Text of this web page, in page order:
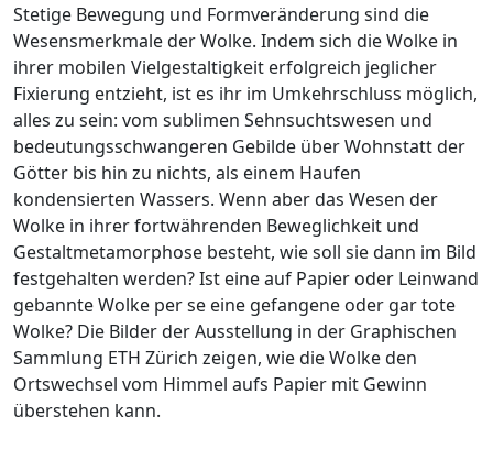
Stetige Bewegung und Formveränderung sind die
Wesensmerkmale der Wolke. Indem sich die Wolke in
ihrer mobilen Vielgestaltigkeit erfolgreich jeglicher
Fixierung entzieht, ist es ihr im Umkehrschluss möglich,
alles zu sein: vom sublimen Sehnsuchtswesen und
bedeutungsschwangeren Gebilde über Wohnstatt der
Götter bis hin zu nichts, als einem Haufen
kondensierten Wassers. Wenn aber das Wesen der
Wolke in ihrer fortwährenden Beweglichkeit und
Gestaltmetamorphose besteht, wie soll sie dann im Bild
festgehalten werden? Ist eine auf Papier oder Leinwand
gebannte Wolke per se eine gefangene oder gar tote
Wolke? Die Bilder der Ausstellung in der Graphischen
Sammlung ETH Zürich zeigen, wie die Wolke den
Ortswechsel vom Himmel aufs Papier mit Gewinn
überstehen kann.